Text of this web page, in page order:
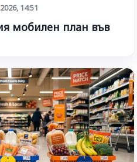
14:51
мобилен план във